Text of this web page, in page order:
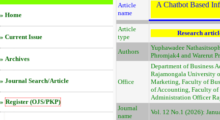
» Home
» Current Issue
» Archives
» Journal Search/Article
» Register (OJS/PKP)
Article
name
A Chatbot Based
Article
type
Research
Authors
Yuphawadee
Phromjak4 and Warerut
Office
Department of Business
Rajamongala University
Marketing, Faculty of
of Accounting, Faculty
Administration Officer
Journal
name
Vol. 12 No.1 (2026):